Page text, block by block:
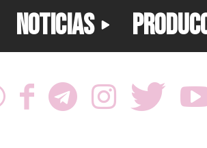
NOTICIAS